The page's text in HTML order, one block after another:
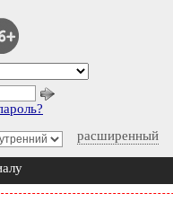
расширенный